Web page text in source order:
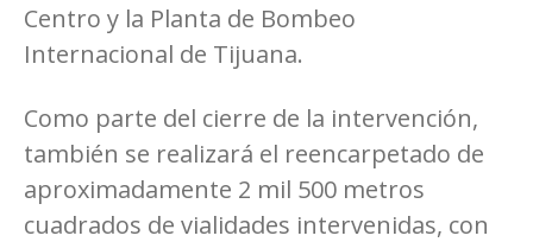
Centro y la Planta de Bombeo
Internacional de Tijuana.
Como parte del cierre de la intervención,
también se realizará el reencarpetado de
aproximadamente 2 mil 500 metros
cuadrados de vialidades intervenidas, con